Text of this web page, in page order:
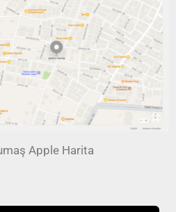
Apple Harita